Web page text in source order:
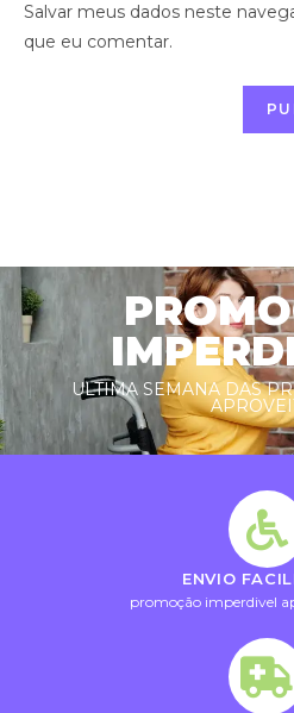
Salvar meus dados neste
que eu comentar.
ULTIMA SEMANA DAS
ENVIO
promoção imperdivel